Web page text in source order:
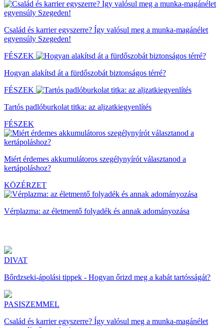
Család és karrier egyszerre? Így valósul meg a munka-magánélet
egyensúly Szegeden!
FÉSZEK
Hogyan alakítsd át a fürdőszobát biztonságos térré?
FÉSZEK
Tartós padlóburkolat titka: az aljzatkiegyenlítés
FÉSZEK
Miért érdemes akkumulátoros szegélynyírót választanod a
kertápoláshoz?
KÖZÉRZET
Vérplazma: az életmentő folyadék és annak adományozása
DIVAT
Bőrdzseki-ápolási tippek - Hogyan őrizd meg a kabát tartósságát?
PASISZEMMEL
Család és karrier egyszerre? Így valósul meg a munka-magánélet